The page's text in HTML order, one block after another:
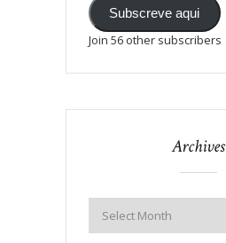
Subscreve aqui
Join 56 other subscribers
Archives